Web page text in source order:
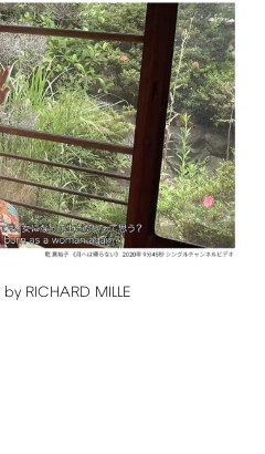
by RICHARD MILLE